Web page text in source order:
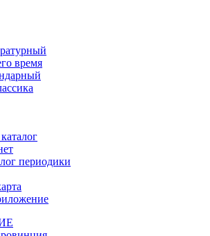
время
периодики